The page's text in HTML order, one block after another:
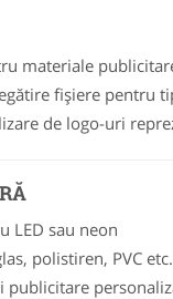
materiale
fișiere pentru
de logo-uri
LED sau neon
polistiren, PVC etc.